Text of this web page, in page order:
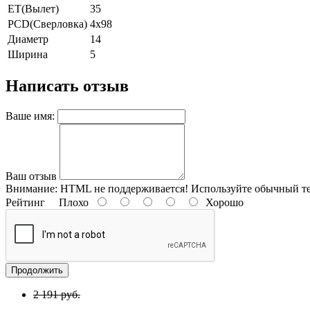
ET(Вылет)
35
PCD(Сверловка) 4x98
Диаметр
14
Ширина
5
Написать отзыв
Ваше имя:
Ваш отзыв
Внимание: HTML не поддерживается! Используйте обычный
Рейтинг Плохо Хорошо
Продолжить
2 191 руб.